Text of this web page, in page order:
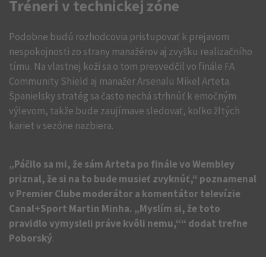
Tréneri v technickej zóne
Podobne budú rozhodcovia pristupovať k prejavom
nespokojnosti zo strany manažérov aj zvyšku realizačního
tímu. Na vlastnej koži sa o tom presvedčil vo finále FA
Community Shield aj manažer Arsenalu Mikel Arteta.
Španielsky stratég sa často nechá strhnúť k emočným
výlevom, takže bude zaujímave sledovať, koľko žltých
kariet v sezóne nazbiera.
„Páčilo sa mi, že sám Arteta po finále vo Wembley
priznal, že si na to bude musieť zvyknúť,“ poznamenal
v Premier Clube moderátor a komentátor televízie
Canal+Sport Martin Minha. „Myslím si, že toto
pravidlo vymysleli práve kvôli nemu,““ dodat trefne
Poborský.